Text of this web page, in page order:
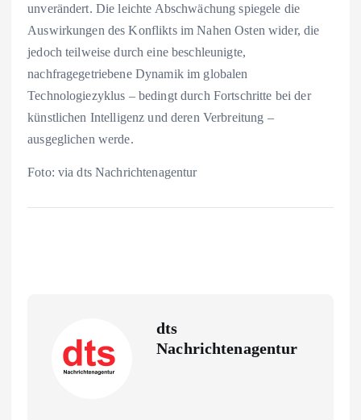
unverändert. Die leichte Abschwächung spiegele die
Auswirkungen des Konflikts im Nahen Osten wider, die
jedoch teilweise durch eine beschleunigte,
nachfragegetriebene Dynamik im globalen
Technologiezyklus – bedingt durch Fortschritte bei der
künstlichen Intelligenz und deren Verbreitung –
ausgeglichen werde.
Foto: via dts Nachrichtenagentur
dts
Nachrichtenagentur